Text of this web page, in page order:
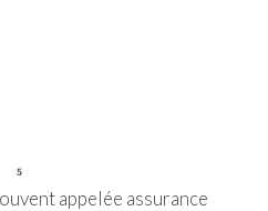
appelée assurance